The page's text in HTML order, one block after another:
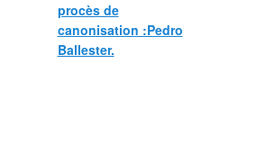
procès de
canonisation :Pedro
Ballester.